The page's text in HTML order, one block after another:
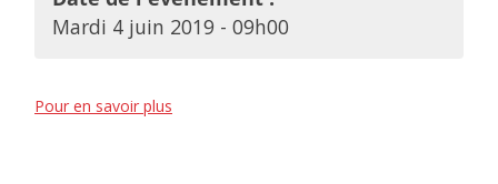
Mardi 4 juin 2019 - 09h00
Pour en savoir plus